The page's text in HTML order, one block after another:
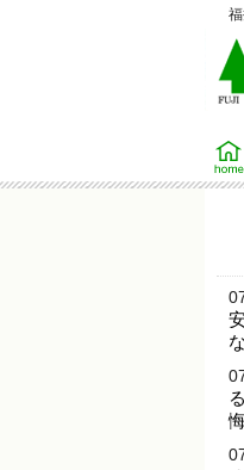
ホー